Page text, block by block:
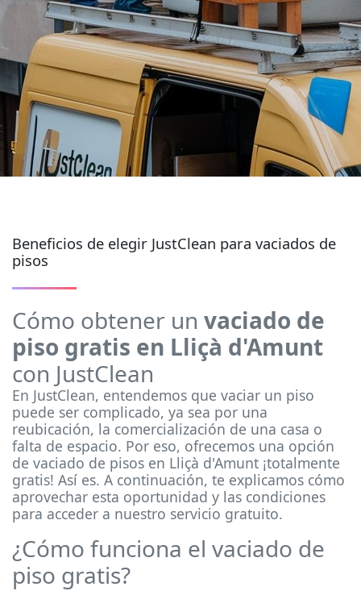
Beneficios de elegir JustClean para vaciados de
pisos
Cómo obtener un vaciado de
piso gratis en Lliçà d'Amunt
con JustClean
En JustClean, entendemos que vaciar un piso
puede ser complicado, ya sea por una
reubicación, la comercialización de una casa o
falta de espacio. Por eso, ofrecemos una opción
de vaciado de pisos en Lliçà d'Amunt ¡totalmente
gratis! Así es. A continuación, te explicamos cómo
aprovechar esta oportunidad y las condiciones
para acceder a nuestro servicio gratuito.
¿Cómo funciona el vaciado de
piso gratis?